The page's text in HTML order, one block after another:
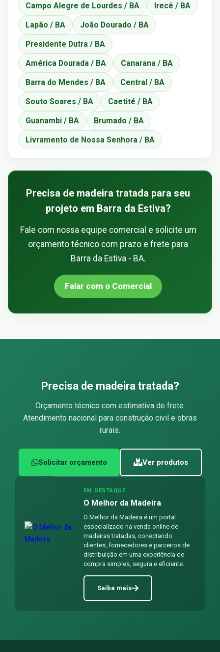
Campo Alegre de Lourdes / BA Irecê / BA
Lapão / BA João Dourado / BA
Presidente Dutra / BA
América Dourada / BA Canarana / BA
Barra do Mendes / BA Central / BA
Souto Soares / BA Caetité / BA
Guanambi / BA Brumado / BA
Livramento de Nossa Senhora / BA
Precisa de madeira tratada para seu
projeto em Barra da Estiva?
Fale com nossa equipe comercial e solicite um
orçamento técnico com prazo e frete para
Barra da Estiva - BA.
Falar com o Comercial
Precisa de madeira tratada?
Orçamento técnico com estimativa de frete.
Atendimento nacional para construção civil e obras
rurais.
Solicitar orçamento Ver produtos
EM DESTAQUE
O Melhor da Madeira
O Melhor da Madeira é um portal
especializado na venda online de
madeiras tratadas, conectando
clientes, fornecedores e parceiros de
distribuição em uma experiência de
compra simples, segura e eficiente.
Saiba mais